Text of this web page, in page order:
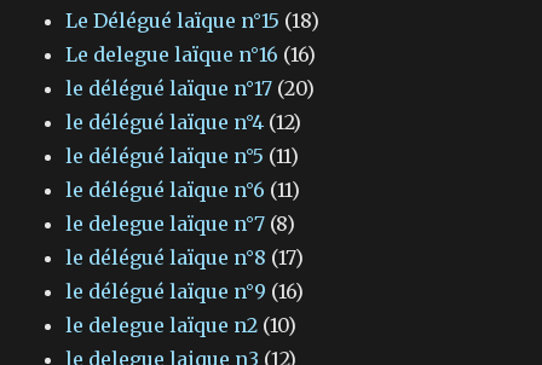
Le Délégué laïque n°15 (18)
Le delegue laïque n°16 (16)
le délégué laïque n°17 (20)
le délégué laïque n°4 (12)
le délégué laïque n°5 (11)
le délégué laïque n°6 (11)
le delegue laïque n°7 (8)
le délégué laïque n°8 (17)
le délégué laïque n°9 (16)
le delegue laïque n2 (10)
le delegue laique n3 (12)